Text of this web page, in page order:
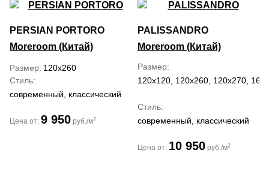
PERSIAN PORTORO
Moreroom (Китай)
Размер 120x260
Стиль
современный, классический
Цена от: 9 950 руб./м2
PALISSANDRO
Moreroom (Китай)
Размер
120x120, 120x260, 120x270,
Стиль
современный, классический
Цена от: 10 950 руб./м2